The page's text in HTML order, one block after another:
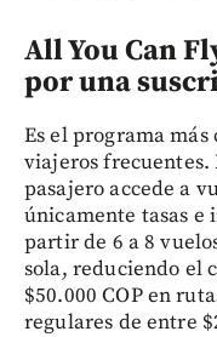
All You Can
por una
Es el programa más
viajeros frecuentes.
pasajero accede a
únicamente tasas e
partir de 6 a 8
sola, reduciendo el
$50.000 COP en
regulares de entre